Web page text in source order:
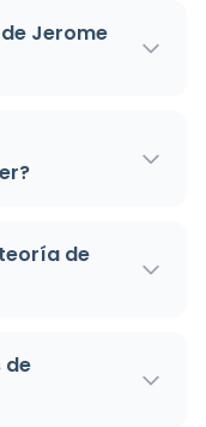
Jerome
de
de